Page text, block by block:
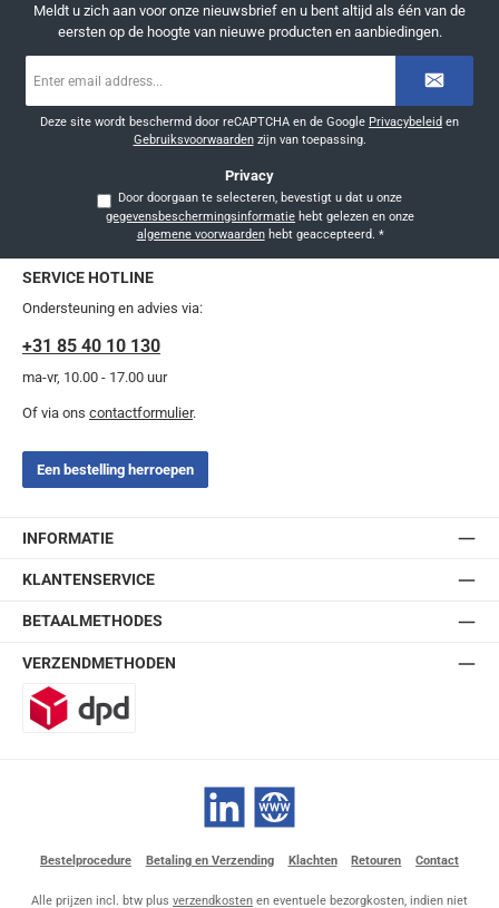
Meldt u zich aan voor onze nieuwsbrief en u bent altijd als één van de
eersten op de hoogte van nieuwe producten en aanbiedingen.
mailadres
Deze site wordt beschermd door reCAPTCHA en de Google Privacybeleid en
Gebruiksvoorwaardenzijn van toepassing.
Privacy
Door doorgaan te selecteren, bevestigt u dat u onze
gegevensbeschermingsinformatie
algemene voorwaardenhebt geaccepteerd. *
SERVICE HOTLINE
Ondersteuning en advies via:
+31 85 40 10 130
ma-vr, 10.00 - 17.00 uur
Of via ons contactformulier.
Een bestelling herroepen
INFORMATIE
KLANTENSERVICE
BETAALMETHODES
VERZENDMETHODEN
LinkedIn Website
Bestelprocedure Betaling en Verzending Klachten Retouren Contact
Alle prijzen incl. btw plus verzendkosten en eventuele bezorgkosten, indien niet